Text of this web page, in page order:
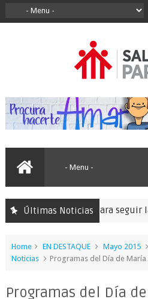
Últimas Noticias
peregrinación para seguir las
Home EN DESTAQUE Mayo 2015
Noticias
Programas del Día de
Programas del Día